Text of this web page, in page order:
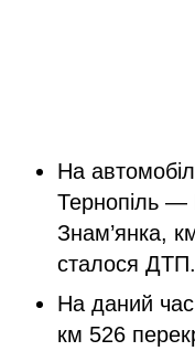
На
Тернопіль
Знам’янка,
сталося ДТП.
На даний
км 526